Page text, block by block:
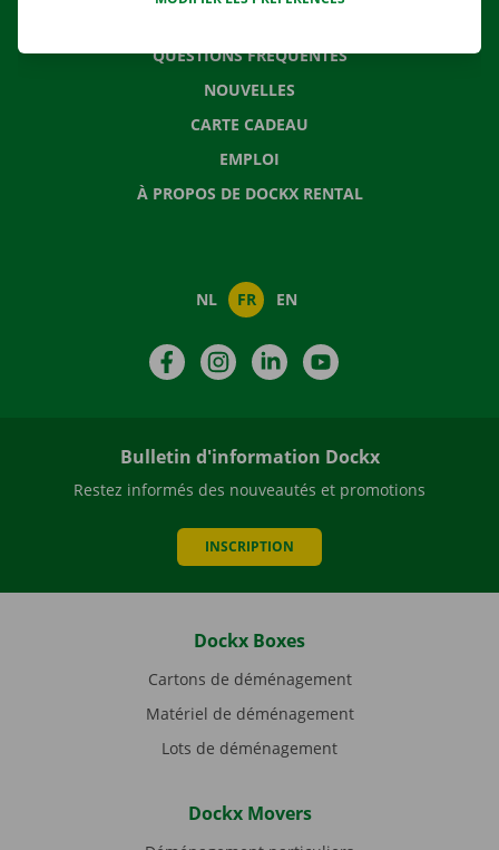
QUESTIONS FRÉQUENTES
NOUVELLES
CARTE CADEAU
EMPLOI
À PROPOS DE DOCKX RENTAL
NL FR EN
FacebookInstagramLinkedIn
Bulletin d'information Dockx
Restez informés des nouveautés et promotions
INSCRIPTION
Dockx Boxes
Cartons de déménagement
Matériel de déménagement
Lots de déménagement
Dockx Movers